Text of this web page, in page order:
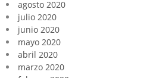
agosto 2020
julio 2020
junio 2020
mayo 2020
abril 2020
marzo 2020